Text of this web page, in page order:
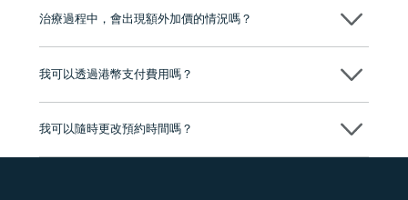
有咨詢及服務保障中心，有任何問題都可以隨時預約免費咨詢，讓人十
治療過程中，會出現額外加價的情況嗎？
我可以透過港幣支付費用嗎？
我可以隨時更改預約時間嗎？